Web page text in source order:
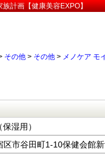
計画【健康美容EXPO】
その他 > その他 > メノケア モ
湿用）
市谷田町1-10保健会館